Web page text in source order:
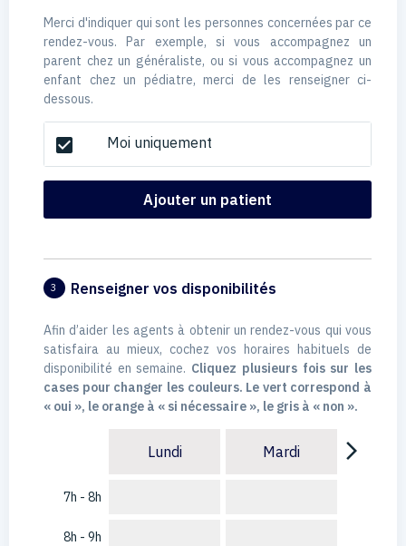
Merci d'indiquer qui sont les personnes concernées par ce
rendez-vous. Par exemple, si vous accompagnez un
parent chez un généraliste, ou si vous accompagnez un
enfant chez un pédiatre, merci de les renseigner ci-
dessous.
check_box Moi uniquement
Ajouter un patient
3 Renseigner vos disponibilités
Afin d’aider les agents à obtenir un rendez-vous qui vous
satisfaira au mieux, cochez vos horaires habituels de
disponibilité en semaine. Cliquez plusieurs fois sur les
cases pour changer les couleurs. Le vert correspond à
« oui », le orange à « si nécessaire », le gris à « non ».
7h - 8h
8h - 9h
Lundi Mardi arrow_forward_ios